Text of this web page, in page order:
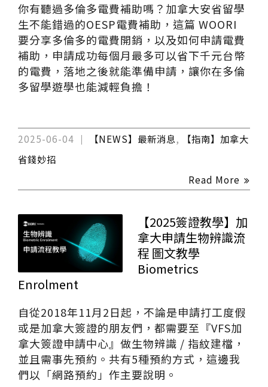
你有聽過多倫多電費補助嗎？加拿大安省留學
生不能錯過的OESP電費補助，這篇 WOORI
要分享多倫多的電費開銷，以及如何申請電費
補助，申請成功每個月最多可以省下千元台幣
的電費，落地之後就能準備申請，讓你在多倫
多留學遊學也能減輕負擔！
2025-06-04 【NEWS】最新消息,
【指南】加拿大
省錢妙招
Read More
【2025簽證教學】加
拿大申請生物辨識流
程 圖文教學
Biometrics
Enrolment
自從2018年11月2日起，不論是申請打工度假
或是加拿大簽證的朋友們，都需要至『VFS加
拿大簽證申請中心』做生物辨識 / 指紋建檔，
並且需事先預約。共有5種預約方式，這邊我
們以「網路預約」作主要說明。